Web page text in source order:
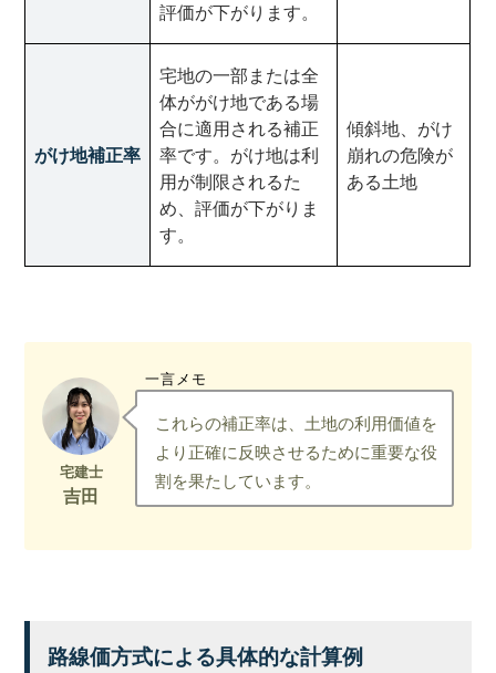
評価が下がります。
がけ地補正率
宅地の一部または全
体ががけ地である場
合に適用される補正
率です。がけ地は利
用が制限されるた
め、評価が下がりま
す。
傾斜地、がけ
崩れの危険が
ある土地
一言メモ
これらの補正率は、土地の利用価値を
より正確に反映させるために重要な役
割を果たしています。
路線価方式による具体的な計算例